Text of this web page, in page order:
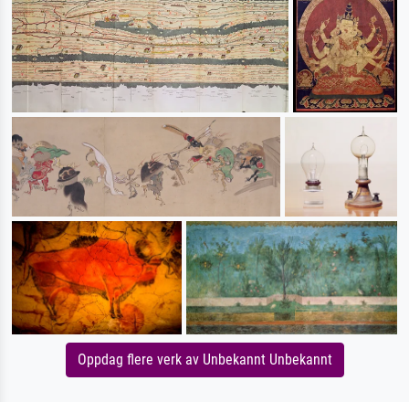
Oppdag flere verk av Unbekannt Unbekannt